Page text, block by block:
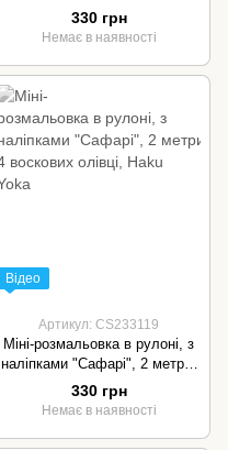
4 воскових олівці, Haku Yoka
330 грн
Немає в наявності
Відео
Артикул: CS233119
Міні-розмальовка в рулоні, з
наліпками "Сафарі", 2 метри,
4 воскових олівці, Haku Yoka
330 грн
Немає в наявності